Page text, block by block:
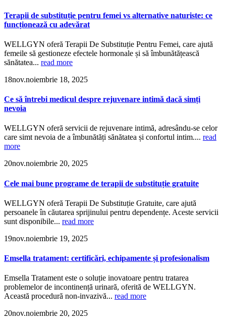
Terapii de substituție pentru femei vs alternative naturiste: ce
funcționează cu adevărat
WELLGYN oferă Terapii De Substituție Pentru Femei, care ajută
femeile să gestioneze efectele hormonale și să îmbunătățească
sănătatea... read more
18nov.noiembrie 18, 2025
Ce să întrebi medicul despre rejuvenare intimă dacă simți
nevoia
WELLGYN oferă servicii de rejuvenare intimă, adresându-se celor
care simt nevoia de a îmbunătăți sănătatea și confortul intim.... read
more
20nov.noiembrie 20, 2025
Cele mai bune programe de terapii de substituție gratuite
WELLGYN oferă Terapii De Substituție Gratuite, care ajută
persoanele în căutarea sprijinului pentru dependențe. Aceste servicii
sunt disponibile... read more
19nov.noiembrie 19, 2025
Emsella tratament: certificări, echipamente și profesionalism
Emsella Tratament este o soluție inovatoare pentru tratarea
problemelor de incontinență urinară, oferită de WELLGYN.
Această procedură non-invazivă... read more
20nov.noiembrie 20, 2025